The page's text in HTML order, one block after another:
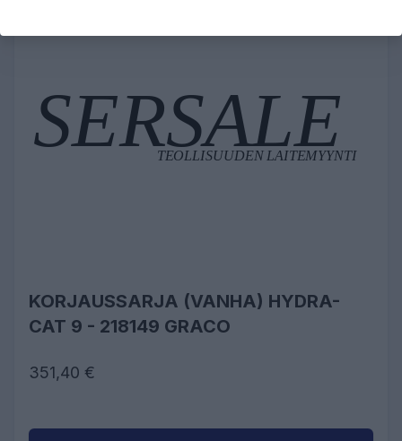
KORJAUSSARJA (VANHA) HYDRA-
CAT 9 - 218149 GRACO
351,40 €